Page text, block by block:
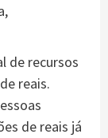
de recursos
reais.
de reais já